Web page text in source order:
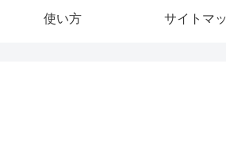
使い方 サイトマ